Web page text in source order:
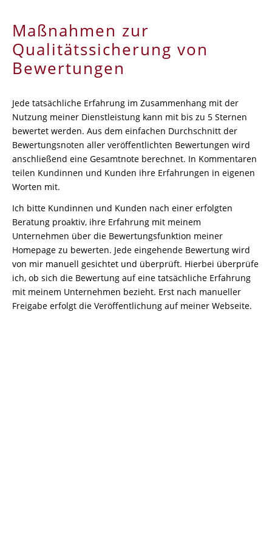
Maßnahmen zur
Qualitätssicherung von
Bewertungen
Jede tatsächliche Erfahrung im Zusammenhang mit der
Nutzung meiner Dienstleistung kann mit bis zu 5 Sternen
bewertet werden. Aus dem einfachen Durchschnitt der
Bewertungsnoten aller veröffentlichten Bewertungen wird
anschließend eine Gesamtnote berechnet. In Kommentaren
teilen Kundinnen und Kunden ihre Erfahrungen in eigenen
Worten mit.
Ich bitte Kundinnen und Kunden nach einer erfolgten
Beratung proaktiv, ihre Erfahrung mit meinem
Unternehmen über die Bewertungsfunktion meiner
Homepage zu bewerten. Jede eingehende Bewertung wird
von mir manuell gesichtet und überprüft. Hierbei überprüfe
ich, ob sich die Bewertung auf eine tatsächliche Erfahrung
mit meinem Unternehmen bezieht. Erst nach manueller
Freigabe erfolgt die Veröffentlichung auf meiner Webseite.